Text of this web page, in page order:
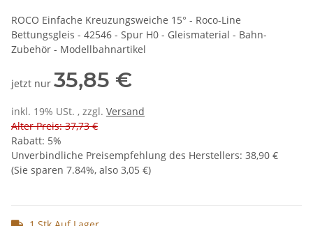
ROCO Einfache Kreuzungsweiche 15° - Roco-Line
Bettungsgleis - 42546 - Spur H0 - Gleismaterial - Bahn-
Zubehör - Modellbahnartikel
jetzt nur 35,85 €
inkl. 19% USt. , zzgl. Versand
Alter Preis: 37,73 €
Rabatt: 5%
Unverbindliche Preisempfehlung des Herstellers: 38,90 €
(Sie sparen 7.84%, also 3,05 €)